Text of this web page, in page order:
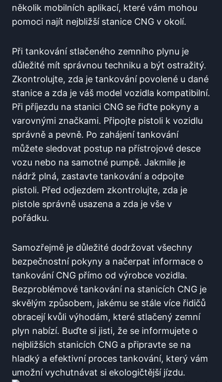
několik mobilních aplikací, které vám mohou
pomoci najít nejbližší stanice CNG v okolí.
Při tankování stlačeného zemního plynu je
důležité mít správnou techniku a být ostražitý.
Zkontrolujte, zda je tankování povolené u dané
stanice a zda je váš model vozidla kompatibilní.
Při příjezdu na stanici CNG se řiďte pokyny a
varovnými značkami. Připojte pistoli k vozidlu
správně a pevně. Po zahájení tankování
můžete sledovat postup na přístrojové desce
vozu nebo na samotné pumpě. Jakmile je
nádrž plná, zastavte tankování a odpojte
pistoli. Před odjezdem zkontrolujte, zda je
pistole správně usazena a zda je vše v
pořádku.
Samozřejmě je důležité dodržovat všechny
bezpečnostní pokyny a načerpat informace o
tankování CNG přímo od výrobce vozidla.
Bezproblémové tankování na stanicích CNG je
skvělým způsobem, jakému se stále více řidičů
obracejí kvůli výhodám, které stlačený zemní
plyn nabízí. Buďte si jisti, že se informujete o
nejbližších stanicích CNG a připravte se na
hladký a efektivní proces tankování, který vám
umožní vychutnávat si ekologičtější jízdu.